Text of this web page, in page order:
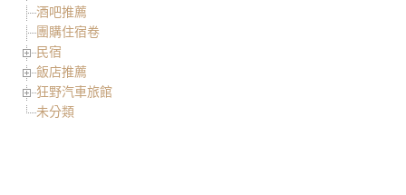
酒吧推薦
團購住宿卷
民宿
飯店推薦
狂野汽車旅館
未分類